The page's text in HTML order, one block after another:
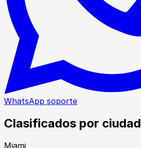
WhatsApp soporte
Clasificados por ciudad
Miami